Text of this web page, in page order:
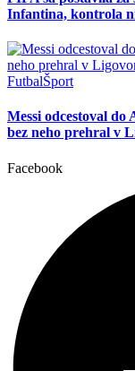
Infantina, kontrola
FutbalŠport
Messi odcestoval
bez neho prehral v
Facebook